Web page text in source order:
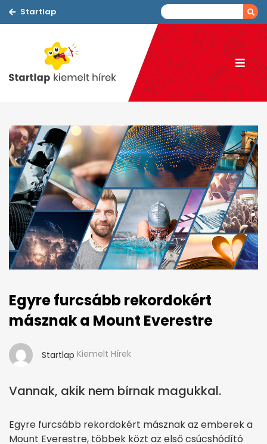
Startlap
Egyre furcsább rekordokért
másznak a Mount Everestre
Startlap Kiemelt Hírek
Vannak, akik nem bírnak magukkal.
Egyre furcsább rekordokért másznak az emberek a
Mount Everestre, többek közt az első csúcshódító